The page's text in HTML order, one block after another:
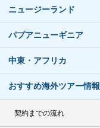
ニュージーランド
パプアニューギニア
中東・アフリカ
おすすめ海外ツアー情報
契約までの流れ